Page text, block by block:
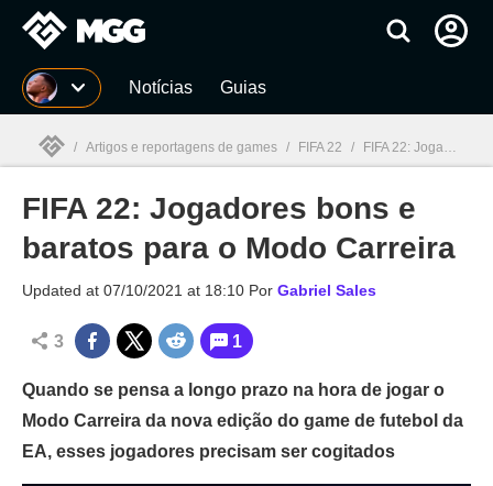
Millenium Notícias Guias
Millenium
/ Artigos e reportagens de games / FIFA 22 / FIFA 22: Jogadores bons e baratos para o Modo Carreira
FIFA 22: Jogadores bons e
baratos para o Modo Carreira
Updated at 07/10/2021 at 18:10 Por Gabriel Sales
3 1
Quando se pensa a longo prazo na hora de jogar o
Modo Carreira da nova edição do game de futebol da
EA, esses jogadores precisam ser cogitados